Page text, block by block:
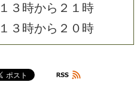
１ ３ 時から ２ １ 時
１ ３ 時から ２ ０ 時